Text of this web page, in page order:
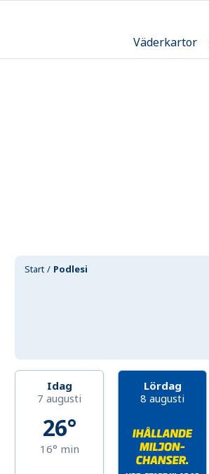
Väderkartor
Start
Podlesi
Idag
7 augusti
26°
16° min
Lördag
8 augusti